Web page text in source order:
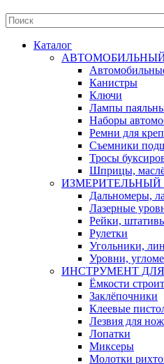
Каталог
Канистры
Ключи
Лампы
Наборы
Ремни для
Съемники
Тросы
Шприцы,
Дальномеры,
Лазерные
Рейки,
Рулетки
Угольники,
Уровни,
ИНСТРУМЕНТ
Ёмкости
Заклёпочники
Клеевые
Лезвия для
Лопатки
Миксеры
Молотки